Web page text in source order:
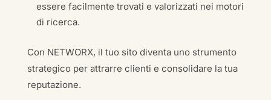
essere facilmente trovati e valorizzati nei motori
di ricerca.
Con NETWORX, il tuo sito diventa uno strumento
strategico per attrarre clienti e consolidare la tua
reputazione.